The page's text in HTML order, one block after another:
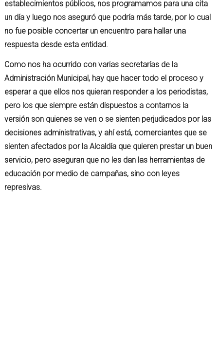
establecimientos públicos, nos programamos para una cita
un día y luego nos aseguró que podría más tarde, por lo cual
no fue posible concertar un encuentro para hallar una
respuesta desde esta entidad.
Como nos ha ocurrido con varias secretarías de la
Administración Municipal, hay que hacer todo el proceso y
esperar a que ellos nos quieran responder a los periodistas,
pero los que siempre están dispuestos a contarnos la
versión son quienes se ven o se sienten perjudicados por las
decisiones administrativas, y ahí está, comerciantes que se
sienten afectados por la Alcaldía que quieren prestar un buen
servicio, pero aseguran que no les dan las herramientas de
educación por medio de campañas, sino con leyes
represivas.